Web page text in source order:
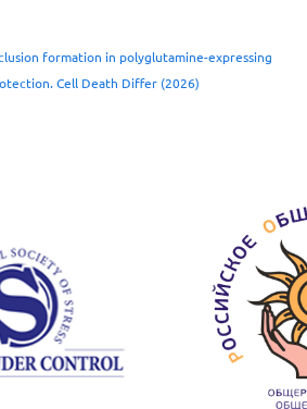
formation in polyglutamine-expressing
Cell Death Differ (2026)